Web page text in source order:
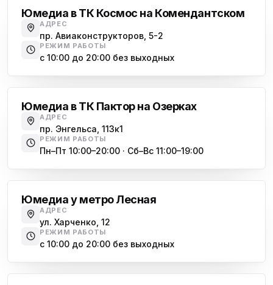
Юмедиа в ТК Космос на Комендантском
АДРЕС
пр. Авиаконструкторов, 5-2
РЕЖИМ РАБОТЫ
с 10:00 до 20:00 без выходных
Юмедиа в ТК Пактор на Озерках
АДРЕС
пр. Энгельса, 113к1
РЕЖИМ РАБОТЫ
Пн–Пт 10:00–20:00 · Сб–Вс 11:00–19:00
Юмедиа у метро Лесная
АДРЕС
ул. Харченко, 12
РЕЖИМ РАБОТЫ
с 10:00 до 20:00 без выходных